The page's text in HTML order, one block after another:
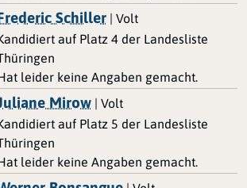
Schiller | Volt
auf Platz 4 der Landesliste
leider keine Angaben gemacht.
Mirow | Volt
auf Platz 5 der Landesliste
leider keine Angaben gemacht.